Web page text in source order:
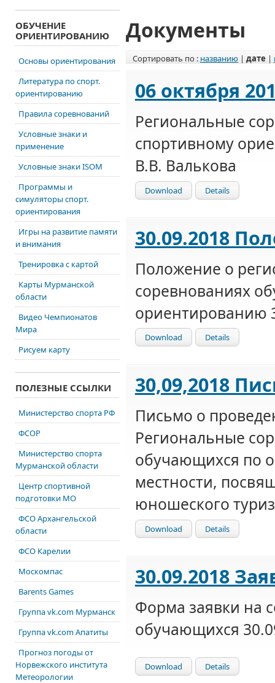
Документы
Сортировать по : названию| дате |
06 октября
Региональные
спортивному
В.В. Валькова
Download Details
30.09.2018
Положение о
соревнованиях
ориентированию
Download Details
30,09,2018
Письмо о
Региональные
обучающихся по
местности,
юношеского
Download Details
30.09.2018
Форма заявки на
обучающихся
Download Details
ОБУЧЕНИЕ
ОРИЕНТИРОВАНИЮ
Основы ориентирования
Литература по спорт.
ориентированию
Правила соревнований
Условные знаки и
применение
Условные знаки ISOM
Программы и
симуляторы спорт.
ориентирования
Игры на развитие памяти
и внимания
Тренировка с картой
Карты Мурманской
области
Видео Чемпионатов
Мира
Рисуем карту
ПОЛЕЗНЫЕ ССЫЛКИ
Министерство спорта РФ
ФСОР
Министерство спорта
Мурманской области
Центр спортивной
подготовки МО
ФСО Архангельской
области
ФСО Карелии
Москомпас
Barents Games
Группа vk.com Мурманск
Группа vk.com Апатиты
Прогноз погоды от
Норвежского института
Метеорологии